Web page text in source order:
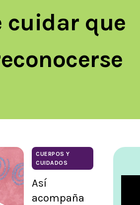
que
CUERPOS Y
CUIDADOS
Así
acompaña